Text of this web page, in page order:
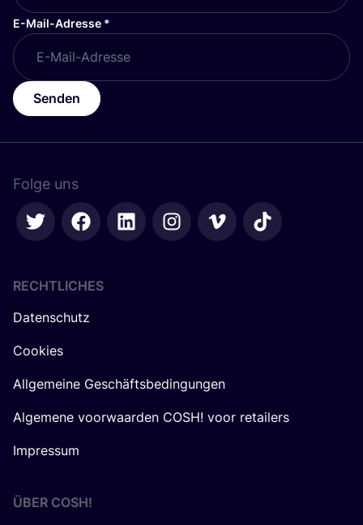
E-Mail-Adresse *
Senden
Folge uns
RECHTLICHES
Datenschutz
Cookies
Allgemeine Geschäftsbedingungen
Algemene voorwaarden COSH! voor retailers
Impressum
ÜBER COSH!